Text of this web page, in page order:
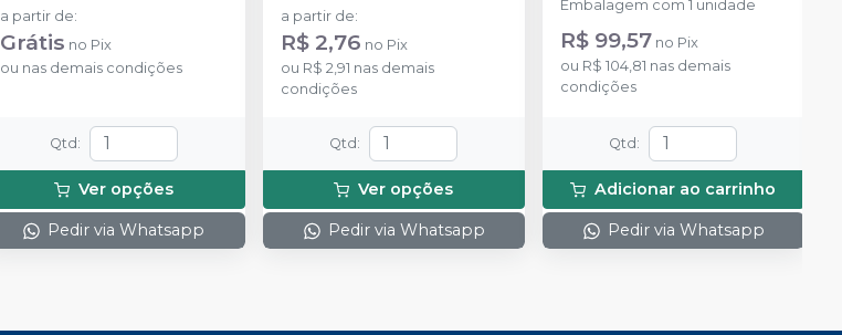
a partir de:
Grátis no Pix
ou nas demais condições
Qtd :
Ver opções
Pedir via Whatsapp
a partir de:
R$ 2,76 no Pix
ou R$ 2,91 nas demais
condições
Qtd :
Ver opções
Pedir via Whatsapp
Embalagem com 1 unidade
R$ 99,57 no Pix
ou R$ 104,81 nas demais
condições
Qtd :
Adicionar ao carrinho
Pedir via Whatsapp